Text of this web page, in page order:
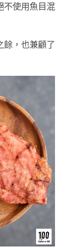
不使用魚目混
餘，也兼顧了